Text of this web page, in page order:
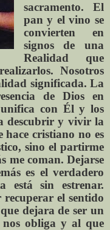
sacramento. El
pan y el vino se
convierten en
signos de una
Realidad que
Nosotros
significada. La
de Dios en
con Él y los
descubrir y vivir la
cristiano no es
sino el partirme
me coman. Dejarse
es el verdadero
está sin estrenar.
recuperar el sentido
dejara de ser un
obliga y al que